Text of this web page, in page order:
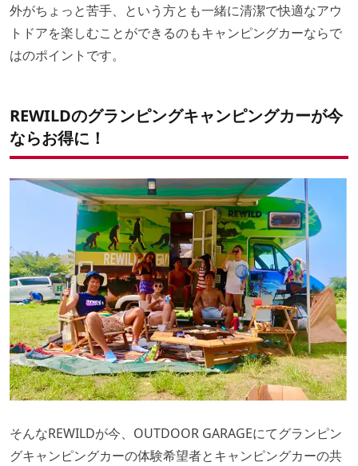
外がちょっと苦手、という方とも一緒に清潔で快適なアウ
トドアを楽しむことができるのもキャンピングカーならで
はのポイントです。
REWILDのグランピングキャンピングカーが今
ならお得に！
そんなREWILDが今、OUTDOOR GARAGEにてグランピン
グキャンピングカーの体験希望者とキャンピングカーの共